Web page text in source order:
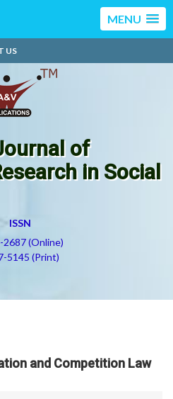
MENU
US
of
in Social
ISSN
2687 (Online)
5145 (Print)
and Competition Law